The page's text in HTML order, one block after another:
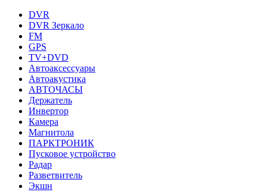
DVR
DVR Зеркало
FM
GPS
TV+DVD
Автоаксессуары
Автоакустика
АВТОЧАСЫ
Держатель
Инвертор
Камера
Магнитола
ПАРКТРОНИК
Пусковое устройство
Радар
Разветвитель
Экшн